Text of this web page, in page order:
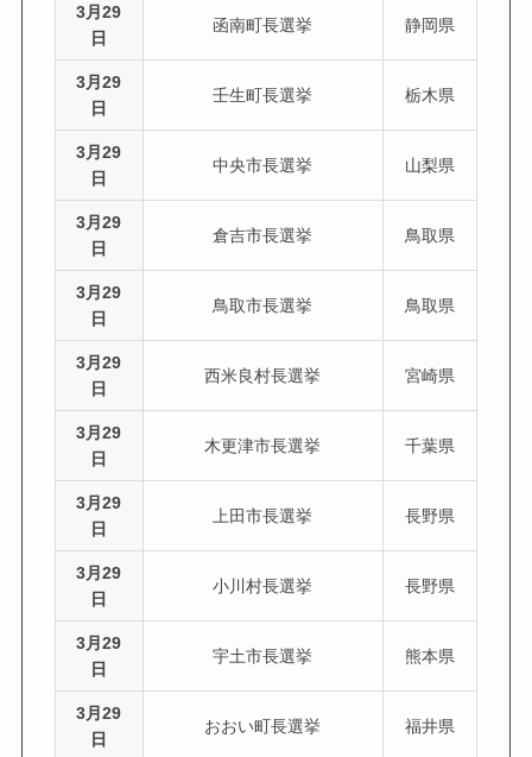
3月29
日
函南町長選挙 静岡県
3月29
日
壬生町長選挙 栃木県
3月29
日
中央市長選挙 山梨県
3月29
日
倉吉市長選挙 鳥取県
3月29
日
鳥取市長選挙 鳥取県
3月29
日
西米良村長選挙 宮崎県
3月29
日
木更津市長選挙 千葉県
3月29
日
上田市長選挙 長野県
3月29
日
小川村長選挙 長野県
3月29
日
宇土市長選挙 熊本県
3月29
日
おおい町長選挙 福井県